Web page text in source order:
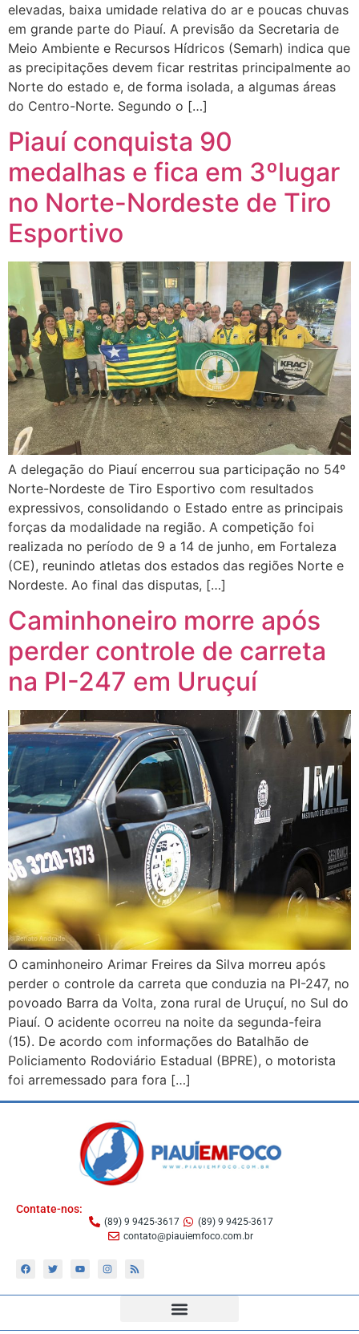
elevadas, baixa umidade relativa do ar e poucas chuvas
em grande parte do Piauí. A previsão da Secretaria de
Meio Ambiente e Recursos Hídricos (Semarh) indica que
as precipitações devem ficar restritas principalmente ao
Norte do estado e, de forma isolada, a algumas áreas
do Centro-Norte. Segundo o […]
Piauí conquista 90
medalhas e fica em 3ºlugar
no Norte-Nordeste de Tiro
Esportivo
A delegação do Piauí encerrou sua participação no 54º
Norte-Nordeste de Tiro Esportivo com resultados
expressivos, consolidando o Estado entre as principais
forças da modalidade na região. A competição foi
realizada no período de 9 a 14 de junho, em Fortaleza
(CE), reunindo atletas dos estados das regiões Norte e
Nordeste. Ao final das disputas, […]
Caminhoneiro morre após
perder controle de carreta
na PI-247 em Uruçuí
O caminhoneiro Arimar Freires da Silva morreu após
perder o controle da carreta que conduzia na PI-247, no
povoado Barra da Volta, zona rural de Uruçuí, no Sul do
Piauí. O acidente ocorreu na noite da segunda-feira
(15). De acordo com informações do Batalhão de
Policiamento Rodoviário Estadual (BPRE), o motorista
foi arremessado para fora […]
Contate-nos:
(89) 9 9425-3617
(89) 9 9425-3617
contato@piauiemfoco.com.br